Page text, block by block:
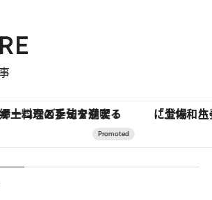
「土佐和ハーブかき氷」がOMO7高知に登場！生姜、山椒、大葉など目にも舌にも涼を呼ぶ郷土の味